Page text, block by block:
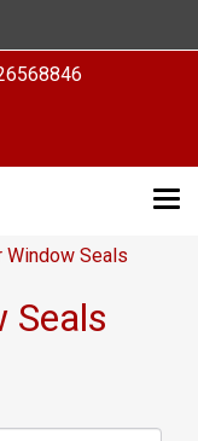
Window Seals
Seals